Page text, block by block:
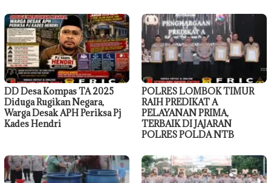
DD Desa Kompas TA 2025
Diduga Rugikan Negara,
Warga Desak APH Periksa Pj
Kades Hendri
POLRES LOMBOK TIMUR
RAIH PREDIKAT A
PELAYANAN PRIMA,
TERBAIK DI JAJARAN
POLRES POLDA NTB